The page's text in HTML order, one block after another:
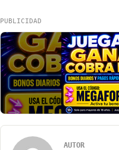
PUBLICIDAD
AUTOR